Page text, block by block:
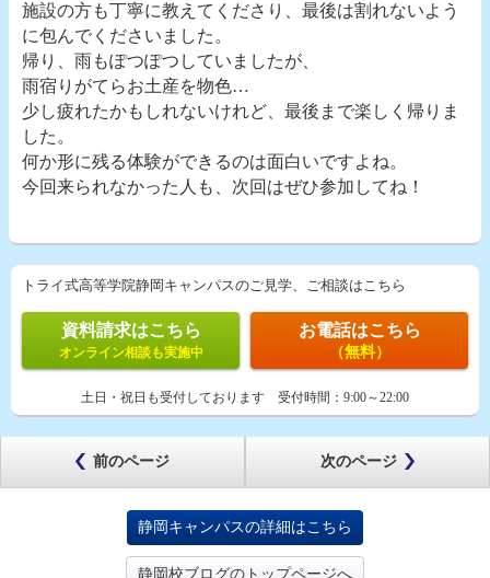
施設の方も丁寧に教えてくださり、最後は割れないよう
に包んでくださいました。
帰り、雨もぽつぽつしていましたが、
雨宿りがてらお土産を物色…
少し疲れたかもしれないけれど、最後まで楽しく帰りま
した。
何か形に残る体験ができるのは面白いですよね。
今回来られなかった人も、次回はぜひ参加してね！
トライ式高等学院静岡キャンパスのご見学、ご相談はこちら
資料請求はこちら
オンライン相談も実施中
お電話はこちら
（無料）
土日・祝日も受付しております 受付時間： 9:00～22:00
前のページ 次のページ
静岡キャンパスの詳細はこちら
静岡校ブログのトップページへ